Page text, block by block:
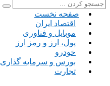
صفحه نخست
اقتصاد ایران
موبایل و فناوری
پول، ارز و رمز ارز
خودرو
بورس و سرمایه گذاری
تجارت